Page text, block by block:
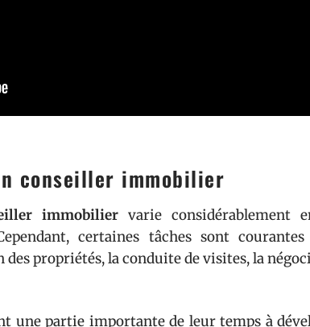
conseiller immobilier
immobilier varie considérablement
certaines tâches sont
des propriétés, la conduite de visites, la
une partie importante de leur temps à